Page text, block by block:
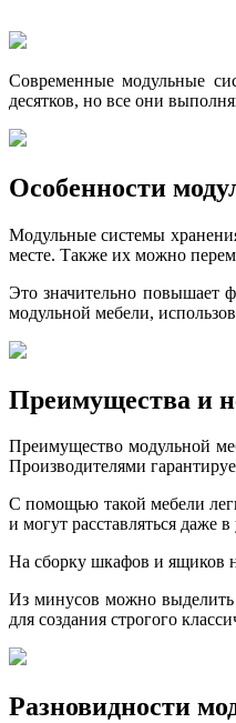
Современные модульные
десятков, но все они
Особенности
Модульные системы
месте. Также их можно
Это значительно повышает
модульной мебели,
Преимущества и
Преимущество модульной
Производителями
С помощью такой мебели
и могут расставляться даже
На сборку шкафов и ящиков
Из минусов можно выделить
для создания строгого
Разновидности